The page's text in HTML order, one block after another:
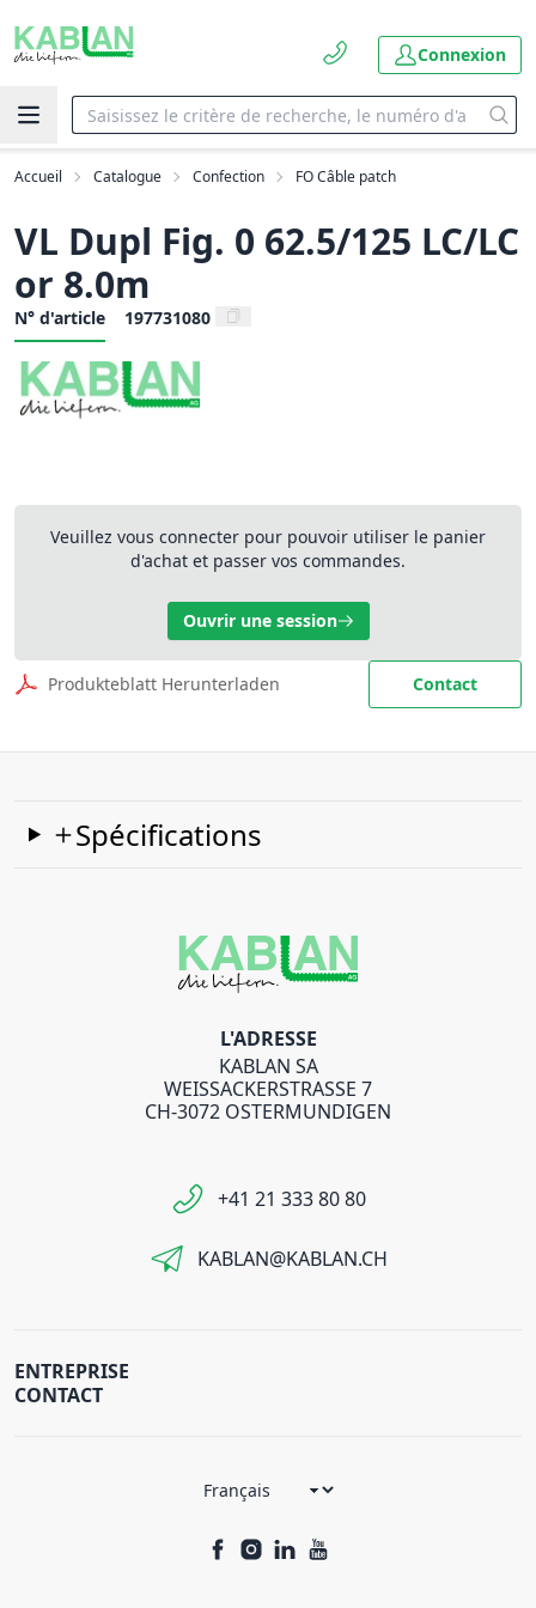
Connexion
Accueil Catalogue Confection FO Câble patch
VL Dupl Fig. 0 62.5/125 LC/LC
or 8.0m
N° d'article 197731080
Veuillez vous connecter pour pouvoir utiliser le panier
d'achat et passer vos commandes.
Ouvrir une session
Produkteblatt Herunterladen Contact
Spécifications
L'ADRESSE
KABLAN SA
WEISSACKERSTRASSE 7
CH-3072 OSTERMUNDIGEN
+41 21 333 80 80
KABLAN@KABLAN.CH
ENTREPRISE
CONTACT